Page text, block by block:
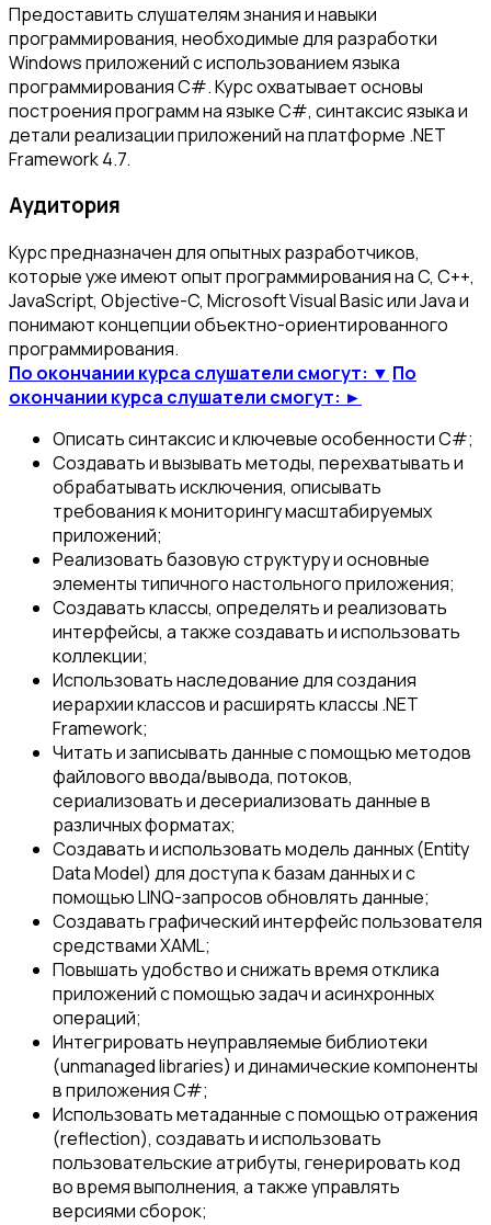
Предоставить слушателям знания и навыки
программирования, необходимые для разработки
Windows приложений с использованием языка
программирования C#. Курс охватывает основы
построения программ на языке C#, синтаксис языка и
детали реализации приложений на платформе .NET
Framework 4.7.
Аудитория
Курс предназначен для опытных разработчиков,
которые уже имеют опыт программирования на C, C++,
JavaScript, Objective-C, Microsoft Visual Basic или Java и
понимают концепции объектно-ориентированного
программирования.
По окончании курса слушатели смогут: ▼ По
окончании курса слушатели смогут: ►
Описать синтаксис и ключевые особенности C#;
Создавать и вызывать методы, перехватывать и
обрабатывать исключения, описывать
требования к мониторингу масштабируемых
приложений;
Реализовать базовую структуру и основные
элементы типичного настольного приложения;
Создавать классы, определять и реализовать
интерфейсы, а также создавать и использовать
коллекции;
Использовать наследование для создания
иерархии классов и расширять классы .NET
Framework;
Читать и записывать данные с помощью методов
файлового ввода/вывода, потоков,
сериализовать и десериализовать данные в
различных форматах;
Создавать и использовать модель данных (Entity
Data Model) для доступа к базам данных и с
помощью LINQ-запросов обновлять данные;
Создавать графический интерфейс пользователя
средствами XAML;
Повышать удобство и снижать время отклика
приложений с помощью задач и асинхронных
операций;
Интегрировать неуправляемые библиотеки
(unmanaged libraries) и динамические компоненты
в приложения C#;
Использовать метаданные с помощью отражения
(reflection), создавать и использовать
пользовательские атрибуты, генерировать код
во время выполнения, а также управлять
версиями сборок;